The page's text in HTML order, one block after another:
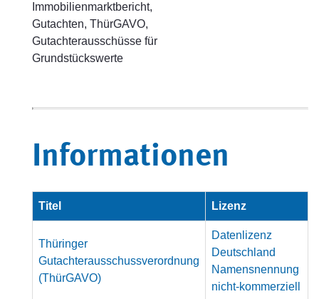
Immobilienmarktbericht,
Gutachten, ThürGAVO,
Gutachterausschüsse für
Grundstückswerte
Informationen
Titel Lizenz
Thüringer
Gutachterausschussverordnung
(ThürGAVO)
Datenlizenz
Deutschland
Namensnennung
nicht-kommerziell